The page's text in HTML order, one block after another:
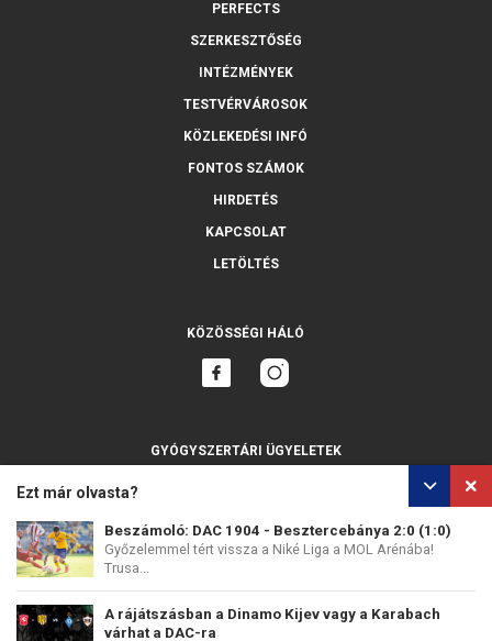
Ezt már olvasta?
Beszámoló: DAC 1904 - Besztercebánya 2:0 (1:0)
Győzelemmel tért vissza a Niké Liga a MOL Arénába!
Trusa...
A rájátszásban a Dinamo Kijev vagy a Karabach
várhat a DAC-ra
PERFECTS
SZERKESZTŐSÉG
INTÉZMÉNYEK
TESTVÉRVÁROSOK
KÖZLEKEDÉSI INFÓ
FONTOS SZÁMOK
HIRDETÉS
KAPCSOLAT
LETÖLTÉS
KÖZÖSSÉGI HÁLÓ
GYÓGYSZERTÁRI ÜGYELETEK
SZEMÉLYES ADATOK VÉDELME
COPYRIGHT © PERFECTS, A.S. WEB DESIGN: EPIX MEDIA